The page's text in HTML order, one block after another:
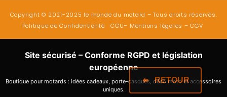
Copyright © 2021-2025 le monde du motard – Tous droits réservés.
Politique de Confidentialité
CGU– Mentions légales –CGV
Site sécurisé – Conforme RGPD et législation
européenne
Boutique pour motards : idées cadeaux, porte-casques, déco moto et accessoires
uniques.
RETOUR